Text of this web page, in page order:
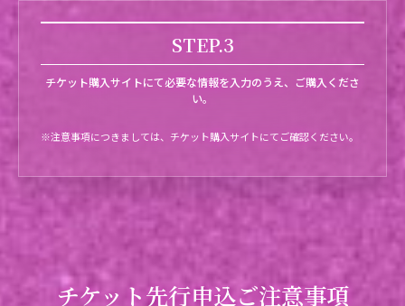
STEP.3
チケット購入サイトにて必要な情報を入力のうえ、ご購入くださ
い。
※注意事項につきましては、チケット購入サイトにてご確認ください。
チケット先行申込ご注意事項